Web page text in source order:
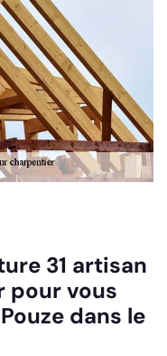
31 artisan
pour vous
dans le